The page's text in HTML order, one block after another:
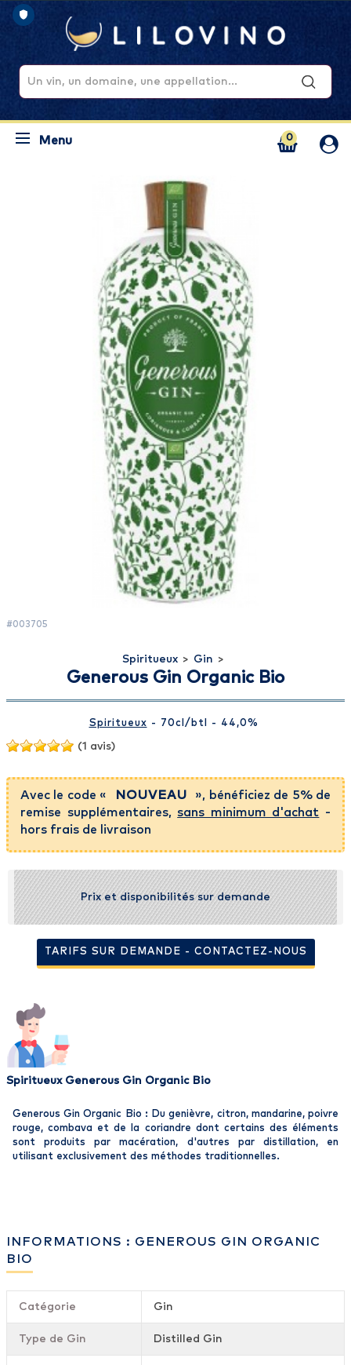
0
Menu
#003705
Spiritueux > Gin >
Generous Gin Organic Bio
Spiritueux - 70cl /btl - 44,0%
(1 avis)
Avec le code « NOUVEAU
», bénéficiez de 5% de
remise supplémentaires,sans minimum d'achat -
hors frais de livraison
Prix et disponibilités sur demande
TARIFS SUR DEMANDE - CONTACTEZ-NOUS
Spiritueux Generous Gin Organic Bio
Generous Gin Organic Bio : Du genièvre, citron, mandarine, poivre
rouge, combava et de la coriandre dont certains des éléments
sont produits par macération, d'autres par distillation, en
utilisant exclusivement des méthodes traditionnelles.
INFORMATIONS : GENEROUS GIN ORGANIC
BIO
Catégorie Gin
Type de Gin Distilled Gin